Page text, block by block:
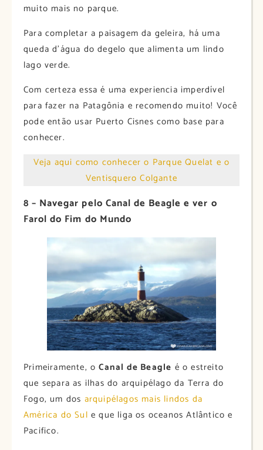
muito mais no parque.
Para completar a paisagem da geleira, há uma
queda d’água do degelo que alimenta um lindo
lago verde.
Com certeza essa é uma experiencia imperdível
para fazer na Patagônia e recomendo muito! Você
pode então usar Puerto Cisnes como base para
conhecer.
Veja aqui como conhecer o Parque Quelat e o
Ventisquero Colgante
8 – Navegar pelo Canal de Beagle e ver o
Farol do Fim do Mundo
Primeiramente, oCanal de Beagle é o estreito
que separa as ilhas do arquipélago da Terra do
Fogo, um dos arquipélagos mais lindos da
América do Sul e que liga os oceanos Atlântico e
Pacifico.